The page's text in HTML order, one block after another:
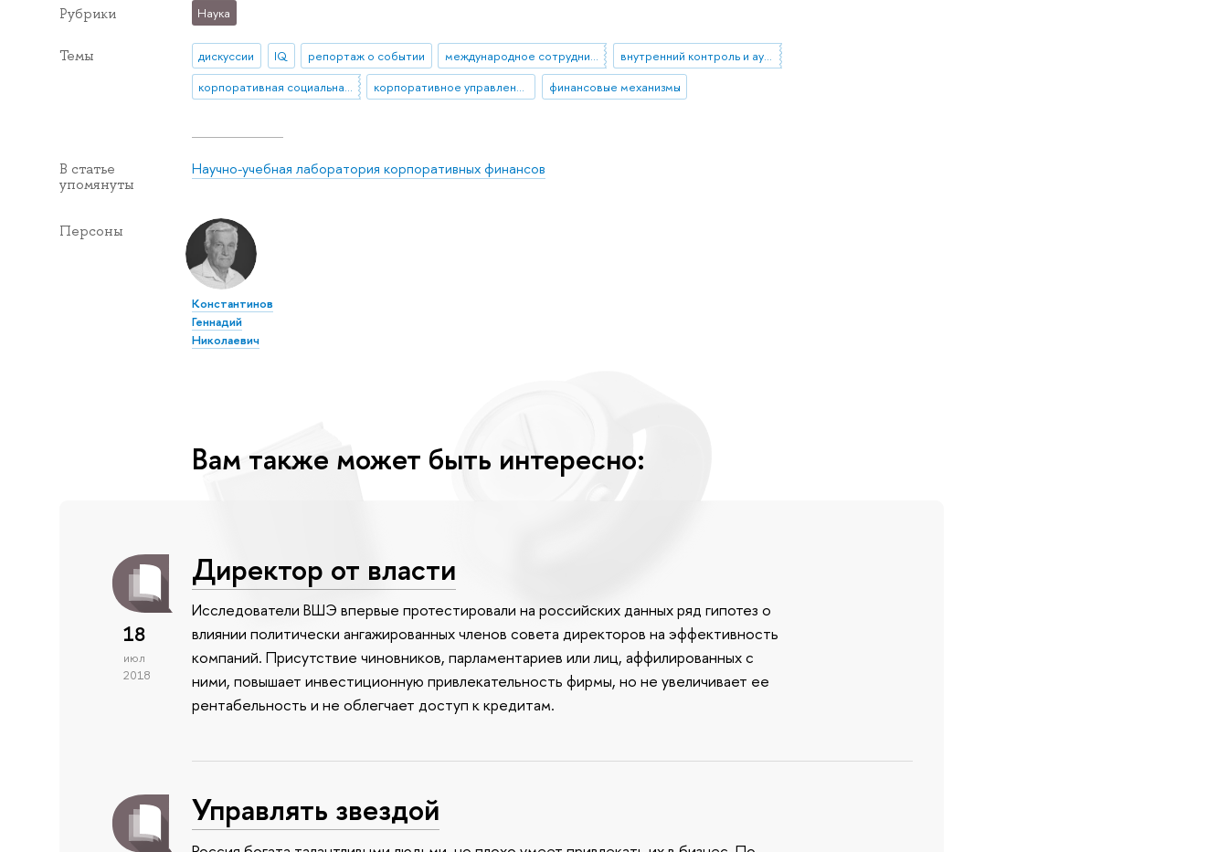
Рубрики Наука
Темы дискуссии IQ репортаж о событии международное сотрудничество
внутренний контроль и аудит
корпоративная социальная ответственность
корпоративное управление финансовые механизмы
В статье
упомянуты
Научно-учебная лаборатория корпоративных финансов
Персоны
Константинов
Геннадий
Николаевич
Вам также может быть интересно:
18
июл
2018
Директор от власти
Исследователи ВШЭ впервые протестировали на российских данных ряд гипотез о
влиянии политически ангажированных членов совета директоров на эффективность
компаний. Присутствие чиновников, парламентариев или лиц, аффилированных с
ними, повышает инвестиционную привлекательность фирмы, но не увеличивает ее
рентабельность и не облегчает доступ к кредитам.
Управлять звездой